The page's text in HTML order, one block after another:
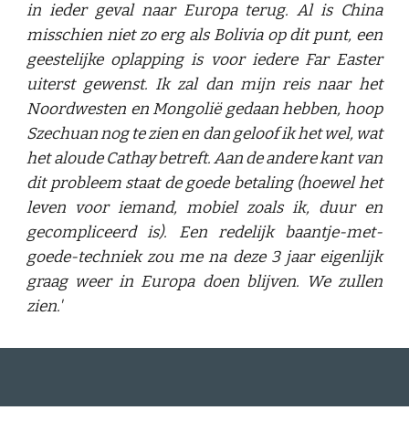
in ieder geval naar Europa terug. Al is China
misschien niet zo erg als Bolivia op dit punt, een
geestelijke oplapping is voor iedere Far Easter
uiterst gewenst. Ik zal dan mijn reis naar het
Noordwesten en Mongolië gedaan hebben, hoop
Szechuan nog te zien en dan geloof ik het wel, wat
het aloude Cathay betreft. Aan de andere kant van
dit probleem staat de goede betaling (hoewel het
leven voor iemand, mobiel zoals ik, duur en
gecompliceerd is). Een redelijk baantje-met-
goede-techniek zou me na deze 3 jaar eigenlijk
graag weer in Europa doen blijven. We zullen
zien.'